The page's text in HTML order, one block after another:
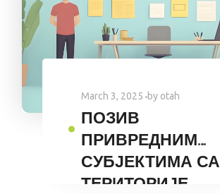
March 3, 2025 by otah
ПОЗИВ
ПРИВРЕДНИМ
СУБЈЕКТИМА СА
ТЕРИТОРИЈЕ